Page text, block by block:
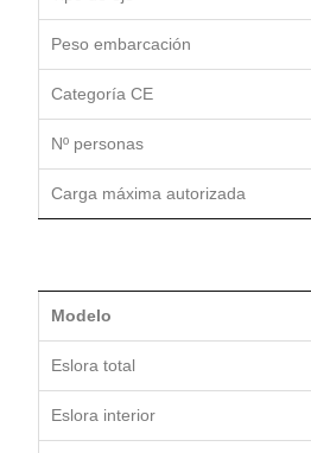
Peso embarcación
Categoría CE
Nº personas
Carga máxima autorizada
Modelo
Eslora total
Eslora interior